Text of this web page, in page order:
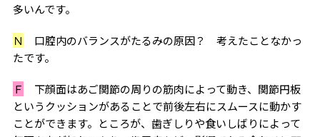
多いんです。
Ｎ
口腔内のバランスがたるみの原因？ 考えたことなかっ
たです。
Ｆ
下顔面はあご関節の周りの筋肉によって動き、関節円板
というクッションがあることで前後左右にスムースに動かす
ことができます。ところが、歯ぎしりや食いしばりによって